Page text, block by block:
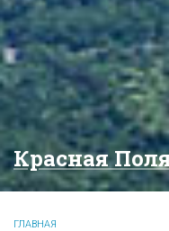
Красная
ГЛАВНАЯ